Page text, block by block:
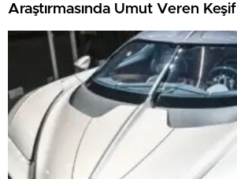
Araştırmasında Umut Veren Keşif